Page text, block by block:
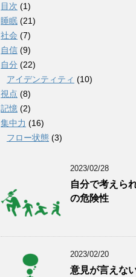
目次 (1)
睡眠 (21)
社会 (7)
自信 (9)
自分 (22)
アイデンティティ (10)
視点 (8)
記憶 (2)
集中力 (16)
フロー状態 (3)
2023/02/28
自分で考えら
の危険性
2023/02/20
意見が言えな